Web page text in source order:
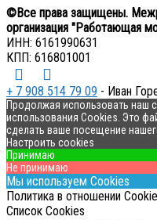
©Все права защищены.
организация "Работающая
ИНН: 6161990631
КПП: 616801001
+ 7 908 514 79 09 - Иван
Продолжая использовать наш
использования Cookies. Это
сделать ваше посещение
Настроить cookies
Принимаю
Не принимаю
Мы используем Cookies
Политика в отношении
Список Cookies